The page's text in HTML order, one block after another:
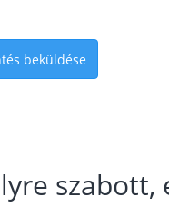
beküldése
szabott,